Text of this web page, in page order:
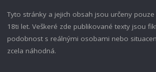
Tyto stránky a jejich obsah jsou určeny
18ti let. Veškeré zde publikované texty jsou
podobnost s reálnými osobami nebo
zcela náhodná.